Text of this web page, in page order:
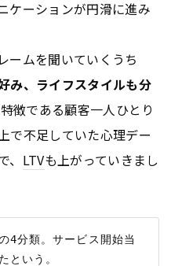
ケーションが円滑に進み
ームを聞いていくうち
み、ライフスタイルも分
徴である顧客一人ひとり
で不足していた心理デー
LTVも上がっていきまし
4分類。サービス開始当
という。